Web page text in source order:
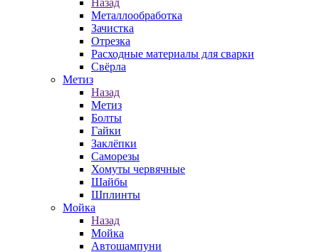
Назад
Металлообработка
Зачистка
Отрезка
Расходные материалы для сварки
Свёрла
Метиз
Назад
Метиз
Болты
Гайки
Заклёпки
Саморезы
Хомуты червячные
Шайбы
Шплинты
Мойка
Назад
Мойка
Автошампуни